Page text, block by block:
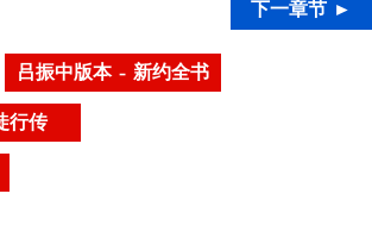
下一章节 ►
吕振中版本 – 新约全书
行传